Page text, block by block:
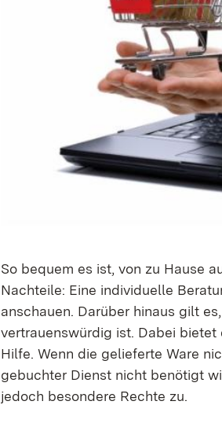
So bequem es ist, von zu Hause
Nachteile: Eine individuelle
anschauen. Darüber hinaus gilt
vertrauenswürdig ist. Dabei bietet
Hilfe. Wenn die gelieferte Ware
gebuchter Dienst nicht benötigt
jedoch besondere Rechte zu.